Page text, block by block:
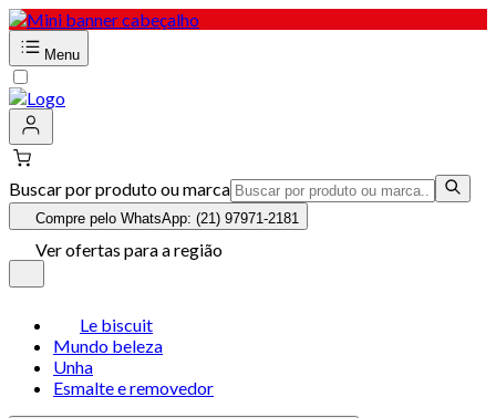
Menu
Buscar por produto ou marca
Compre pelo WhatsApp: (21) 97971-2181
Ver ofertas para a região
Le biscuit
Mundo beleza
Unha
Esmalte e removedor